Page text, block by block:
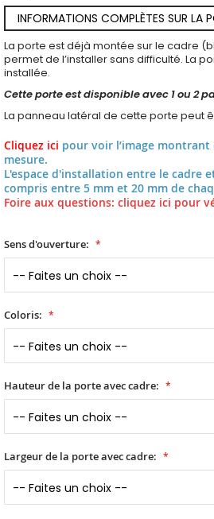
INFORMATIONS COMPLÈTES SUR LA
La porte est déjà montée sur le cadre
permet de l’installer sans difficulté. La
installée.
Cette porte est disponible avec 1 ou 2
La panneau latéral de cette porte peut
Cliquez ici pour voir l’image
mesure.
L'espace d'installation entre le cadre
compris entre 5 mm et 20 mm de
Foire aux questions: cliquez ici pour
Sens d'ouverture:
Coloris:
Hauteur de la porte avec cadre:
Largeur de la porte avec cadre: